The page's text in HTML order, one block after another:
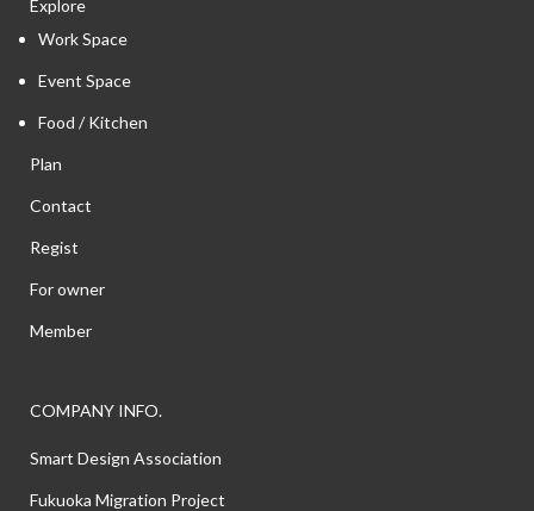
Explore
Work Space
Event Space
Food / Kitchen
Plan
Contact
Regist
For owner
Member
COMPANY INFO.
Smart Design Association
Fukuoka Migration Project